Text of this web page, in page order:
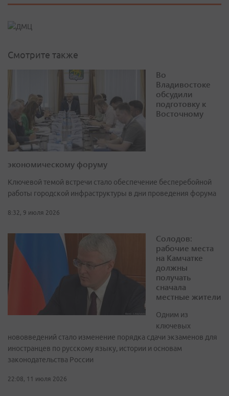
Смотрите также
Во
Владивостоке
обсудили
подготовку к
Восточному
экономическому форуму
Ключевой темой встречи стало обеспечение бесперебойной
работы городской инфраструктуры в дни проведения форума
8:32, 9 июля 2026
Солодов:
рабочие места
на Камчатке
должны
получать
сначала
местные жители
Одним из
ключевых
нововведений стало изменение порядка сдачи экзаменов для
иностранцев по русскому языку, истории и основам
законодательства России
22:08, 11 июля 2026